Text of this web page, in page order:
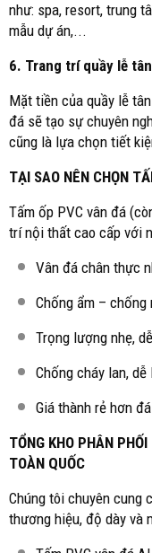
như: spa, resort, trung
mẫu dự án,...
6. Trang trí quầy lễ
Mặt tiền của quầy lễ
đá sẽ tạo sự chuyên
cũng là lựa chọn tiết
TẠI SAO NÊN CHỌN
Tấm ốp PVC vân đá
trí nội thất cao cấp với
Vân đá chân thực
Chống ẩm –
Trọng lượng nhẹ,
Chống cháy lan,
Giá thành rẻ hơn
TỔNG KHO PHÂN
TOÀN QUỐC
Chúng tôi chuyên cung
thương hiệu, độ dày và